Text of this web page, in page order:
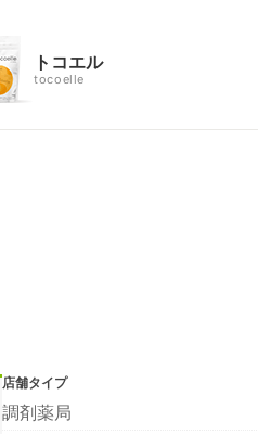
トコエル
tocoelle
店舗タイプ
調剤薬局